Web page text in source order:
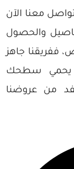
معنا الآن
التفاصيل والحصول
جاهز
يحمي سطحك
من عروضنا